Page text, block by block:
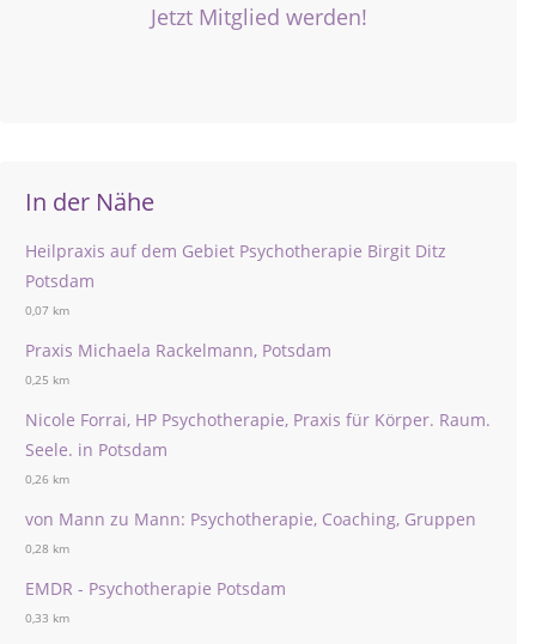
Jetzt Mitglied werden!
In der Nähe
Heilpraxis auf dem Gebiet Psychotherapie Birgit Ditz
Potsdam
0,07 km
Praxis Michaela Rackelmann, Potsdam
0,25 km
Nicole Forrai, HP Psychotherapie, Praxis für Körper. Raum.
Seele. in Potsdam
0,26 km
von Mann zu Mann: Psychotherapie, Coaching, Gruppen
0,28 km
EMDR - Psychotherapie Potsdam
0,33 km